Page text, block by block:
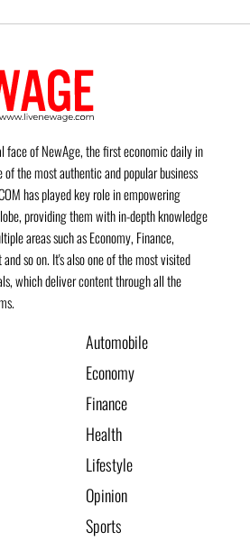
face of NewAge, the first economic daily in
the most authentic and popular business
has played key role in empowering
providing them with in-depth knowledge
areas such as Economy, Finance,
so on. It's also one of the most visited
which deliver content through all the
Automobile
Economy
Finance
Health
Lifestyle
Opinion
Sports